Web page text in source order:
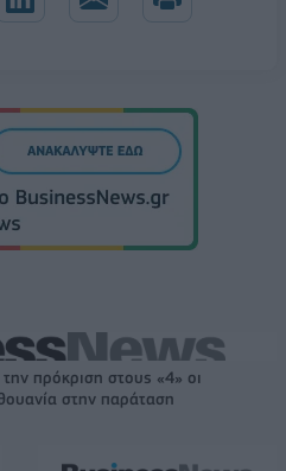
πρόκριση στους «4» οι
στην παράταση